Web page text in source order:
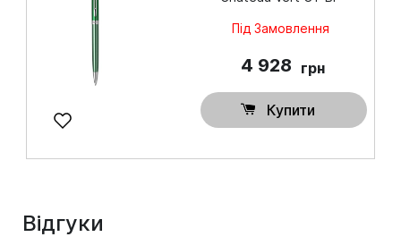
Під Замовлення
4 928 грн
Купити
Відгуки